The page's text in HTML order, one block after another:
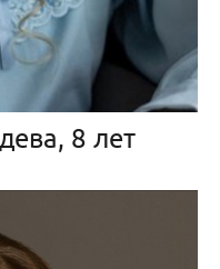
8 лет